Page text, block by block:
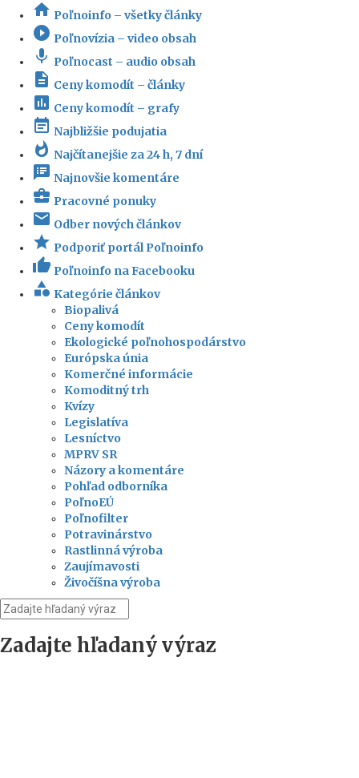
home Poľnoinfo – všetky články
play_circle_filled Poľnovízia – video obsah
mic Poľnocast – audio obsah
description Ceny komodít – články
insert_chart Ceny komodít – grafy
event_note Najbližšie podujatia
whatshot Najčítanejšie za 24 h, 7 dní
speaker_notes Najnovšie komentáre
business_center Pracovné ponuky
email Odber nových článkov
star Podporiť portál Poľnoinfo
thumb_up Poľnoinfo na Facebooku
category Kategórie článkov
Biopalivá
Ceny komodít
Ekologické poľnohospodárstvo
Európska únia
Komerčné informácie
Komoditný trh
Kvízy
Legislatíva
Lesníctvo
MPRV SR
Názory a komentáre
Pohľad odborníka
PoľnoEÚ
Poľnofilter
Potravinárstvo
Rastlinná výroba
Zaujímavosti
Živočíšna výroba
Zadajte hľadaný výraz